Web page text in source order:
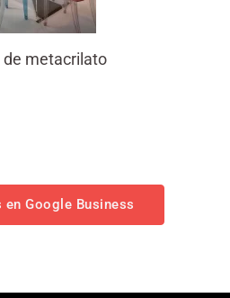
de metacrilato
en Google Business